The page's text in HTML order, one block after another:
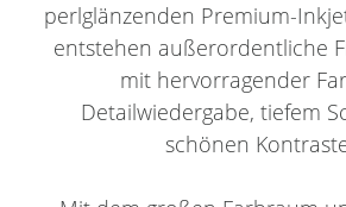
perlglänzenden Premium-
entstehen außerordentliche
mit hervorragender
Detailwiedergabe, tiefem
schönen